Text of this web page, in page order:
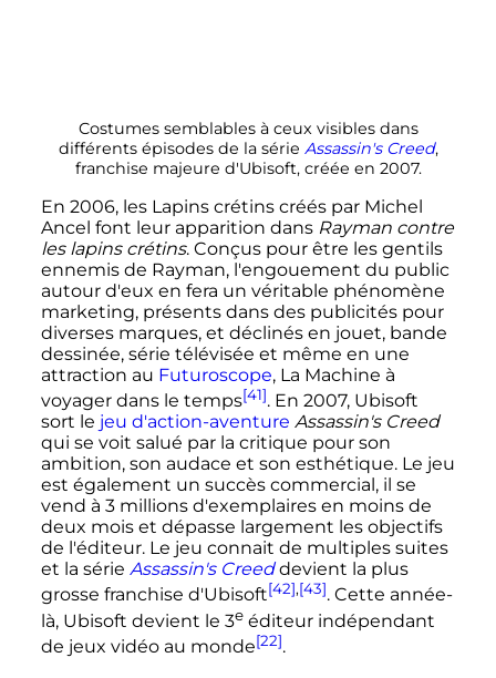
Costumes semblables à ceux visibles dans
différents épisodes de la série Assassin's Creed,
franchise majeure d'Ubisoft, créée en 2007.
En 2006, les Lapins crétins créés par Michel
Ancel font leur apparition dans Rayman contre
les lapins crétins. Conçus pour être les gentils
ennemis de Rayman, l'engouement du public
autour d'eux en fera un véritable phénomène
marketing, présents dans des publicités pour
diverses marques, et déclinés en jouet, bande
dessinée, série télévisée et même en une
attraction au Futuroscope, La Machine à
voyager dans le temps[41]. En 2007, Ubisoft
sort le jeu d'action-aventure Assassin's Creed
qui se voit salué par la critique pour son
ambition, son audace et son esthétique. Le jeu
est également un succès commercial, il se
vend à 3 millionsd'exemplaires en moins de
deux mois et dépasse largement les objectifs
de l'éditeur. Le jeu connait de multiples suites
et la série Assassin's Creeddevient la plus
grosse franchise d'Ubisoft[42],[43]. Cette année-
là, Ubisoft devient le 3e éditeurindépendant
de jeux vidéo au monde[22].